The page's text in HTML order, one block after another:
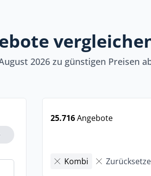
2026 zu günstigen Preisen
25.716Angebote
Kombi